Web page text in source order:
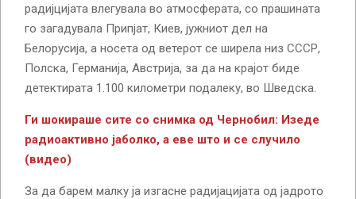
радијцијата влегувала во атмосферата, со прашината
го загадувала Припјат, Киев, јужниот дел на
Белорусија, а носета од ветерот се ширела низ СССР,
Полска, Германија, Австрија, за да на крајот биде
детектирата 1.100 километри подалеку, во Шведска.
Ги шокираше сите со снимка од Чернобил: Изеде
радиоактивно јаболко, а еве што и се случило
(видео)
За да барем малку ја изгасне радијацијата од јадрото